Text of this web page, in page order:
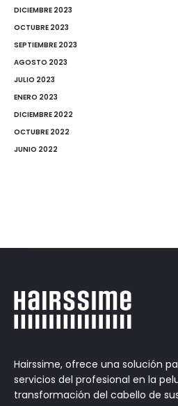
DICIEMBRE 2023
OCTUBRE 2023
SEPTIEMBRE 2023
AGOSTO 2023
JULIO 2023
ENERO 2023
DICIEMBRE 2022
OCTUBRE 2022
JUNIO 2022
Hairssime, ofrece una solución
servicios del profesional en la
transformación del cabello de